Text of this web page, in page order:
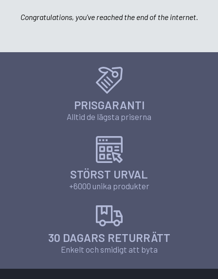
Congratulations, you've reached the end of the internet.
PRISGARANTI
Alltid de lägsta priserna
STÖRST URVAL
+6000 unika produkter
30 DAGARS RETURRÄTT
Enkelt och smidigt att byta